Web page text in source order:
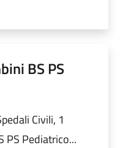
BS PS
Civili, 1
PS Pediatrico...